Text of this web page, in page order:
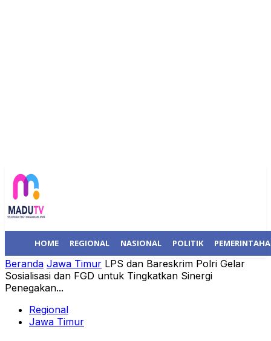
HOME REGIONAL NASIONAL POLITIK
Beranda Jawa Timur LPS dan Bareskrim Polri Gelar
Sosialisasi dan FGD untuk Tingkatkan Sinergi
Penegakan...
Regional
Jawa Timur